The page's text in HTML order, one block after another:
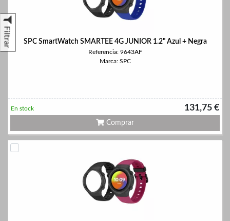
Filtrar SPC SmartWatch SMARTEE 4G JUNIOR 1.2" Azul + Negra
Referencia: 9643AF
Marca: SPC
131,75 €
En stock
Comprar